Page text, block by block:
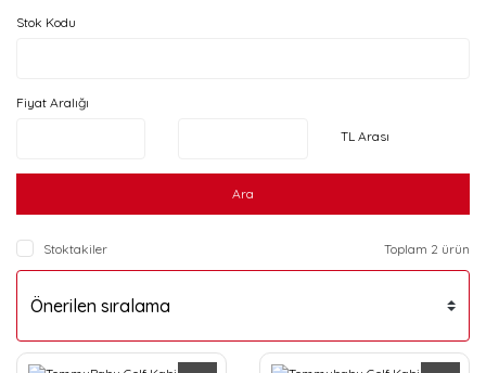
Stok Kodu
Fiyat Aralığı
TL Arası
Ara
Stoktakiler Toplam 2 ürün